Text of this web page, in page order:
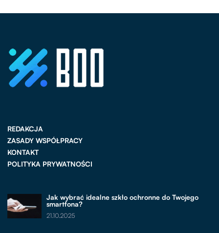
REDAKCJA
ZASADY WSPÓŁPRACY
KONTAKT
POLITYKA PRYWATNOŚCI
Jak wybrać idealne szkło ochronne do Twojego
smartfona?
21.10.2025